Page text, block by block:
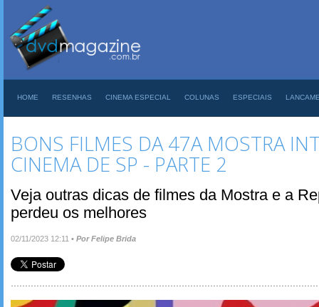
HOME RESENHAS CINEMA ESPECIAL COLUNAS ESPECIAIS
BONS FILMES DA 47A MOSTRA
CINEMA DE SP - PARTE 2
Veja outras dicas de filmes da Mostra e a
perdeu os melhores
02/11/2023 12:11 • Por Felipe Brida